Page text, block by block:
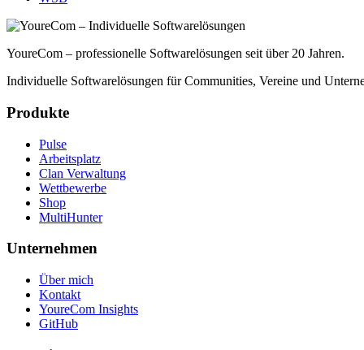
YoureCom – professionelle Softwarelösungen seit über 20 Jahren.
Individuelle Softwarelösungen für Communities, Vereine und
Produkte
Pulse
Arbeitsplatz
Clan Verwaltung
Wettbewerbe
Shop
MultiHunter
Unternehmen
Über mich
Kontakt
YoureCom Insights
GitHub